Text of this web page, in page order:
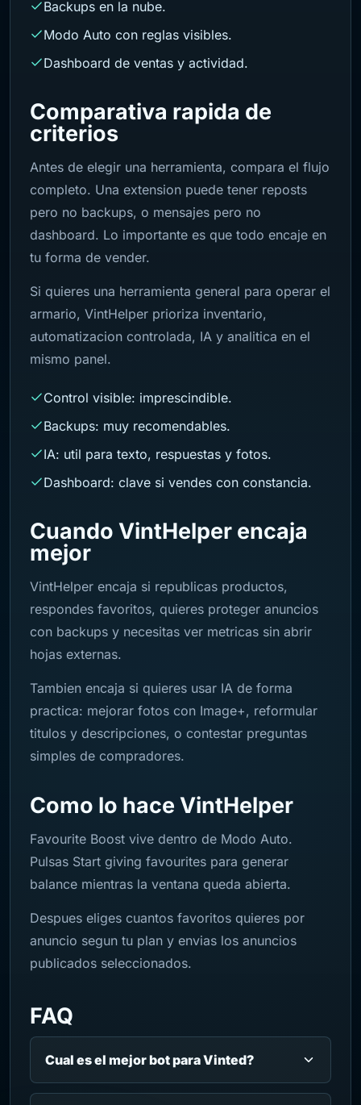
Backups en la nube.
Modo Auto con reglas visibles.
Dashboard de ventas y actividad.
Comparativa rapida de
criterios
Antes de elegir una herramienta, compara el flujo
completo. Una extension puede tener reposts
pero no backups, o mensajes pero no
dashboard. Lo importante es que todo encaje en
tu forma de vender.
Si quieres una herramienta general para operar el
armario, VintHelper prioriza inventario,
automatizacion controlada, IA y analitica en el
mismo panel.
Control visible: imprescindible.
Backups: muy recomendables.
IA: util para texto, respuestas y fotos.
Dashboard: clave si vendes con constancia.
Cuando VintHelper encaja
mejor
VintHelper encaja si republicas productos,
respondes favoritos, quieres proteger anuncios
con backups y necesitas ver metricas sin abrir
hojas externas.
Tambien encaja si quieres usar IA de forma
practica: mejorar fotos con Image+, reformular
titulos y descripciones, o contestar preguntas
simples de compradores.
Como lo hace VintHelper
Favourite Boost vive dentro de Modo Auto.
Pulsas Start giving favourites para generar
balance mientras la ventana queda abierta.
Despues eliges cuantos favoritos quieres por
anuncio segun tu plan y envias los anuncios
publicados seleccionados.
FAQ
Cual es el mejor bot para Vinted?